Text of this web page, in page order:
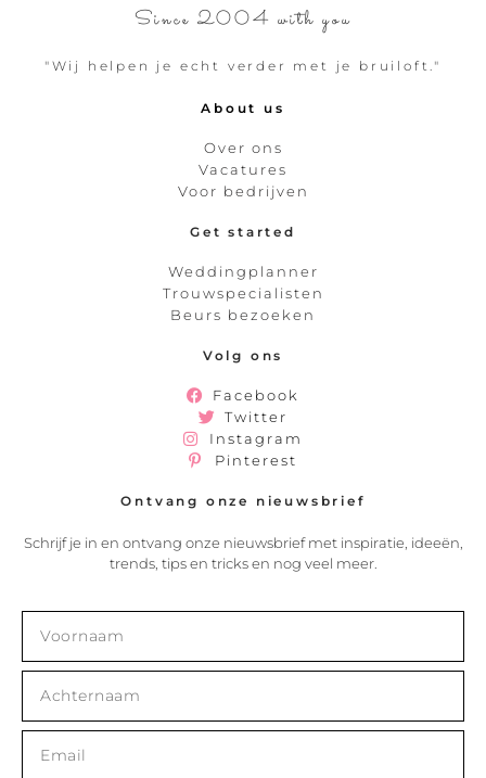
Since 2004 with you
"Wij helpen je echt verder met je bruiloft."
About us
Over ons
Vacatures
Voor bedrijven
Get started
Weddingplanner
Trouwspecialisten
Beurs bezoeken
Volg ons
Facebook
Twitter
Instagram
Pinterest
Ontvang onze nieuwsbrief
Schrijf je in en ontvang onze nieuwsbrief met inspiratie, ideeën,
trends, tips en tricks en nog veel meer.